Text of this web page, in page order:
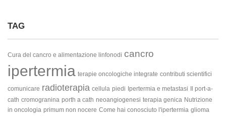
TAG
Cura del cancro e alimentazione linfonodi cancro
ipertermia terapie oncologiche integrate contributi scientifici
comunicare radioterapia cellula piedi Ipertermia e metastasi
Il port-a-
cath cromogranina porth a cath neoangiogenesi terapia genica Nutrizione
in oncologia primum non nocere Come hai conosciuto l'ipertermia glioma